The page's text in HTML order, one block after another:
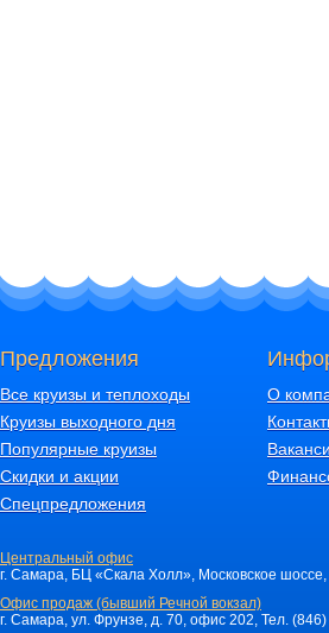
Предложения
Все круизы и теплоходы
Круизы выходного дня
Популярные круизы
Скидки и акции
Спецпредложения
О
Центральный офис
г. Самара, БЦ «Скала Холл», Московское
Офис продаж (бывший Речной вокзал)
г. Самара, ул. Фрунзе, д. 70, офис 202, Тел.